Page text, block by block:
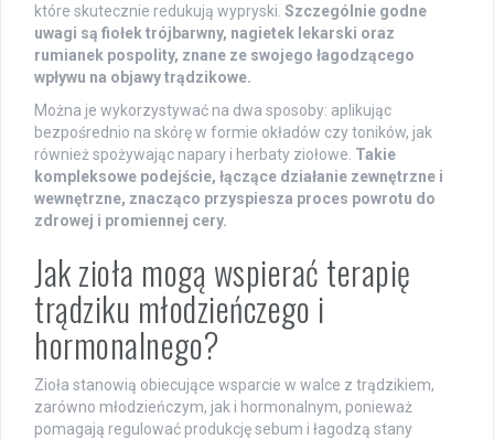
które skutecznie redukują wypryski. Szczególnie godne
uwagi są fiołek trójbarwny, nagietek lekarski oraz
rumianek pospolity, znane ze swojego łagodzącego
wpływu na objawy trądzikowe.
Można je wykorzystywać na dwa sposoby: aplikując
bezpośrednio na skórę w formie okładów czy toników, jak
również spożywając napary i herbaty ziołowe. Takie
kompleksowe podejście, łączące działanie zewnętrzne i
wewnętrzne, znacząco przyspiesza proces powrotu do
zdrowej i promiennej cery.
Jak zioła mogą wspierać terapię
trądziku młodzieńczego i
hormonalnego?
Zioła stanowią obiecujące wsparcie w walce z trądzikiem,
zarówno młodzieńczym, jak i hormonalnym, ponieważ
pomagają regulować produkcję sebum i łagodzą stany